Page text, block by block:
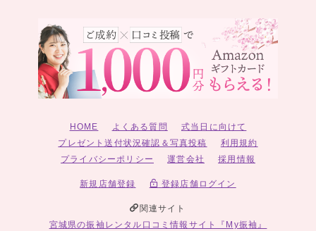
HOME よくある質問
式当日に向けて
プレゼント送付状況確認＆写真投稿
利用規約
プライバシーポリシー
運営会社 採用情報
新規店舗登録 登録店舗ログイン
関連サイト
宮城県の振袖レンタル口コミ情報サイト『My振袖』